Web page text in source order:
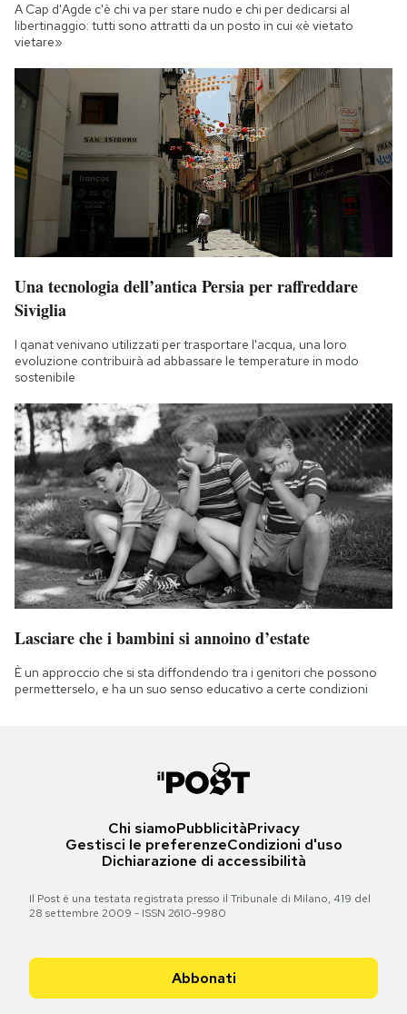
A Cap d'Agde c'è chi va per stare nudo e chi per dedicarsi al
libertinaggio: tutti sono attratti da un posto in cui «è vietato
vietare»
Una tecnologia dell’antica Persia per raffreddare
Siviglia
I qanat venivano utilizzati per trasportare l'acqua, una loro
evoluzione contribuirà ad abbassare le temperature in modo
sostenibile
Lasciare che i bambini si annoino d’estate
È un approccio che si sta diffondendo tra i genitori che possono
permetterselo, e ha un suo senso educativo a certe condizioni
Chi siamoPubblicitàPrivacy
Gestisci le preferenzeCondizioni d'uso
Dichiarazione di accessibilità
Il Post è una testata registrata presso il Tribunale di Milano, 419 del
28 settembre 2009 - ISSN 2610-9980
Abbonati